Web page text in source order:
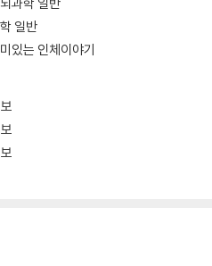
일반
있는 인체이야기